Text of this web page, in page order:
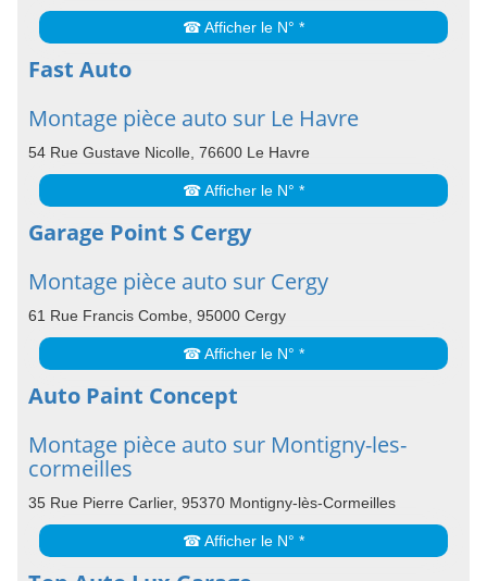
☎ Afficher le N° *
Fast Auto
Montage pièce auto sur Le Havre
54 Rue Gustave Nicolle, 76600 Le Havre
☎ Afficher le N° *
Garage Point S Cergy
Montage pièce auto sur Cergy
61 Rue Francis Combe, 95000 Cergy
☎ Afficher le N° *
Auto Paint Concept
Montage pièce auto sur Montigny-les-
cormeilles
35 Rue Pierre Carlier, 95370 Montigny-lès-Cormeilles
☎ Afficher le N° *